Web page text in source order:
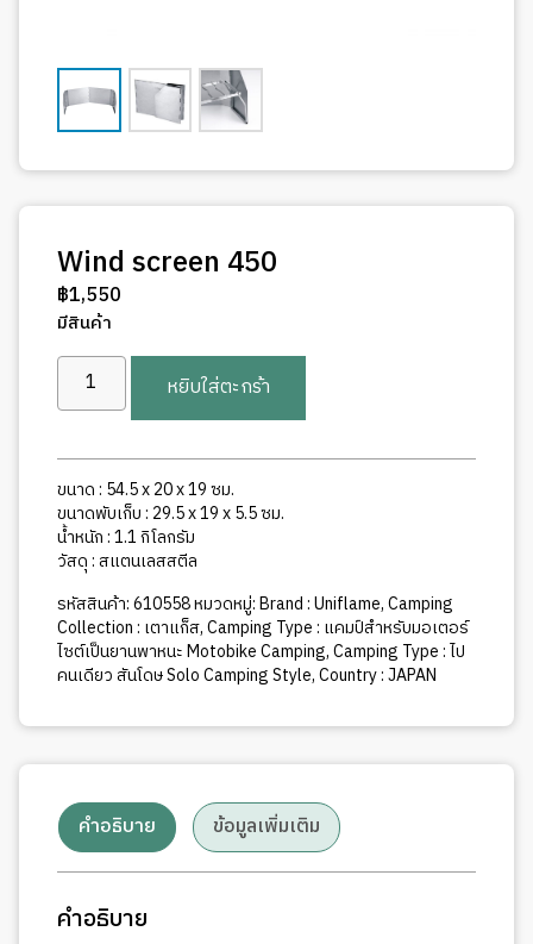
Wind screen 450
฿1,550
มีสินค้า
จำนวน
Wind
450
ชิ้น
หยิบใส่ตะกร้า
ขนาด : 54.5 x 20 x 19 ซม.
ขนาดพับเก็บ : 29.5 x 19 x 5.5 ซม.
น้ำหนัก : 1.1 กิโลกรัม
วัสดุ : สแตนเลสสตีล
รหัสสินค้า:610558หมวดหมู่:Brand : Uniflame,Camping
Collection : เตาแก็ส,Camping Type : แคมป์สำหรับมอเตอร์
ไซต์เป็นยานพาหนะ Motobike Camping,Camping Type : ไป
คนเดียว สันโดษ Solo Camping Style,Country : JAPAN
คำอธิบาย ข้อมูลเพิ่มเติม
คำอธิบาย